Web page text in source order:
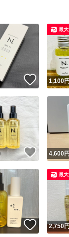
いいね！
1,100
最
いいね！
4,600円
いいね！
2,750
最